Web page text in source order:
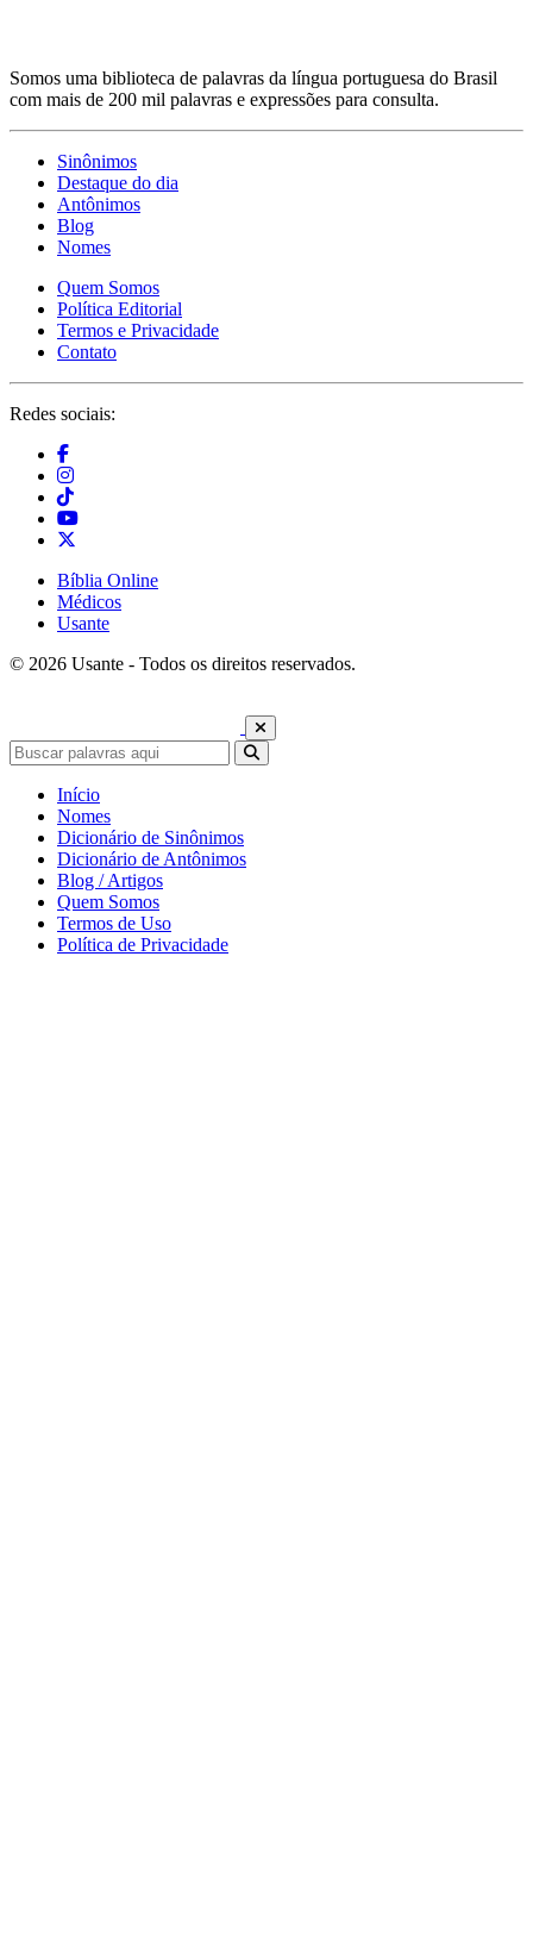
Somos uma biblioteca de palavras da língua portuguesa do Brasil
com mais de 200 mil palavras e expressões para consulta.
Sinônimos
Destaque do dia
Antônimos
Blog
Nomes
Quem Somos
Política Editorial
Termos e Privacidade
Contato
Redes sociais:
Bíblia Online
Médicos
Usante
© 2026 Usante - Todos os direitos reservados.
Início
Nomes
Dicionário de Sinônimos
Dicionário de Antônimos
Blog / Artigos
Quem Somos
Termos de Uso
Política de Privacidade